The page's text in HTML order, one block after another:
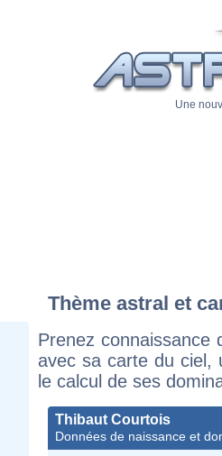
Une
Thème astral et
Prenez connaissance
avec sa carte du ciel,
le calcul de ses
Thibaut Courtois
Données de naissance et